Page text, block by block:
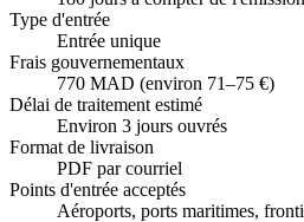
Type d'entrée
Entrée unique
Frais gouvernementaux
770 MAD (environ 71–75 €)
Délai de traitement estimé
Environ 3 jours ouvrés
Format de livraison
PDF par courriel
Points d'entrée acceptés
Aéroports, ports maritimes,